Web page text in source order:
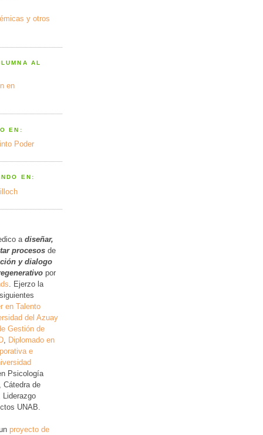
y otros
AL
en
EN:
Poder
EN:
a diseñar,
procesos de
y dialogo
por
. Ejerzo la
en Talento
del Azuay
Gestión de
Diplomado en
e
Psicología
Cátedra de
Liderazgo
UNAB.
proyecto de